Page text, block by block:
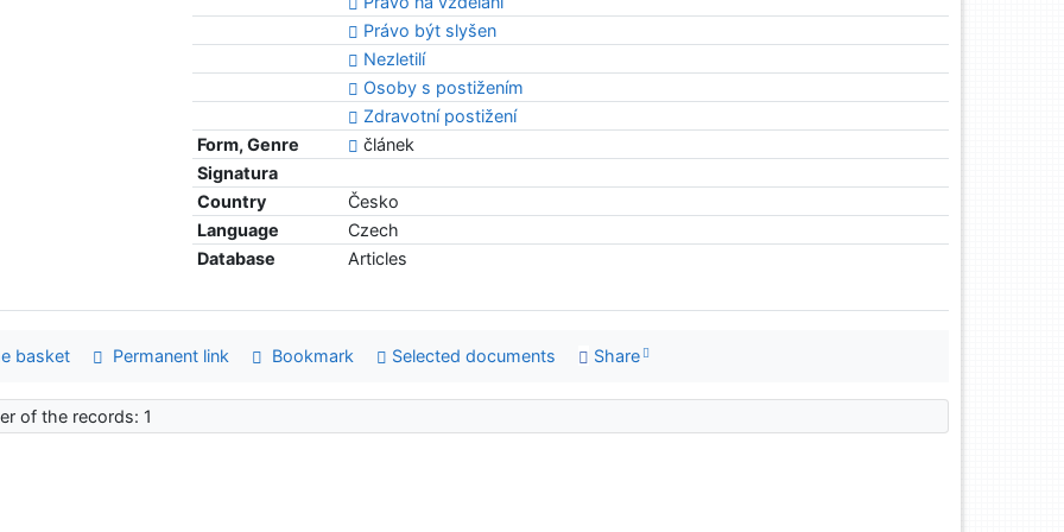
Právo být slyšen
Nezletilí
Osoby s postižením
Zdravotní postižení
Form, Genre
článek
Signatura
Country
Česko
Language
Czech
Database
Articles
basket Permanent link Bookmark Selected documents Share
of the records: 1